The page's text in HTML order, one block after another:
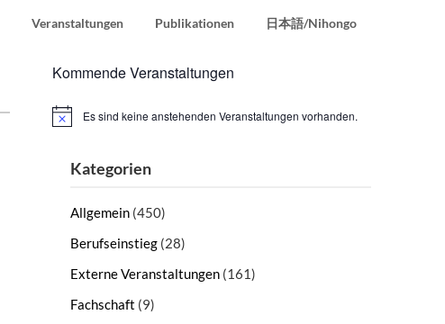
Veranstaltungen Publikationen 日本語/Nihongo
Kommende Veranstaltungen
HinweisEs sind keine anstehenden Veranstaltungen vorhanden.
Kategorien
Allgemein(450)
Berufseinstieg(28)
Externe Veranstaltungen(161)
Fachschaft (9)